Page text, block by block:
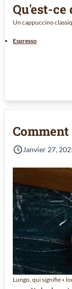
Qu'est-
Un cappuccino
Espresso
Janvier 27,
Lungo, qui signifie «